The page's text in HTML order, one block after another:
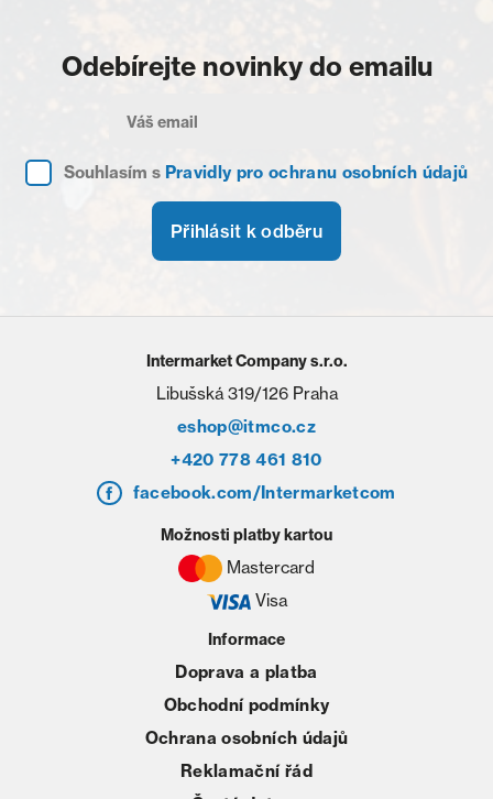
Odebírejte novinky do emailu
Souhlasím s Pravidly pro ochranu osobních údajů
Přihlásit k odběru
Intermarket Company s.r.o.
Libušská 319/126 Praha
eshop@itmco.cz
+420 778 461 810
facebook.com/Intermarketcom
Informace
Doprava a platba
Obchodní podmínky
Ochrana osobních údajů
Reklamační řád
Možnosti platby kartou
Mastercard
Visa